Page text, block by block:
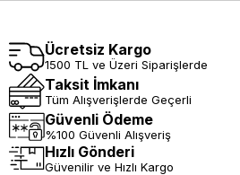
Ücretsiz Kargo
1500 TL ve Üzeri Siparişlerde
Taksit İmkanı
Tüm Alışverişlerde Geçerli
Güvenli Ödeme
%100 Güvenli Alışveriş
Hızlı Gönderi
Güvenilir ve Hızlı Kargo